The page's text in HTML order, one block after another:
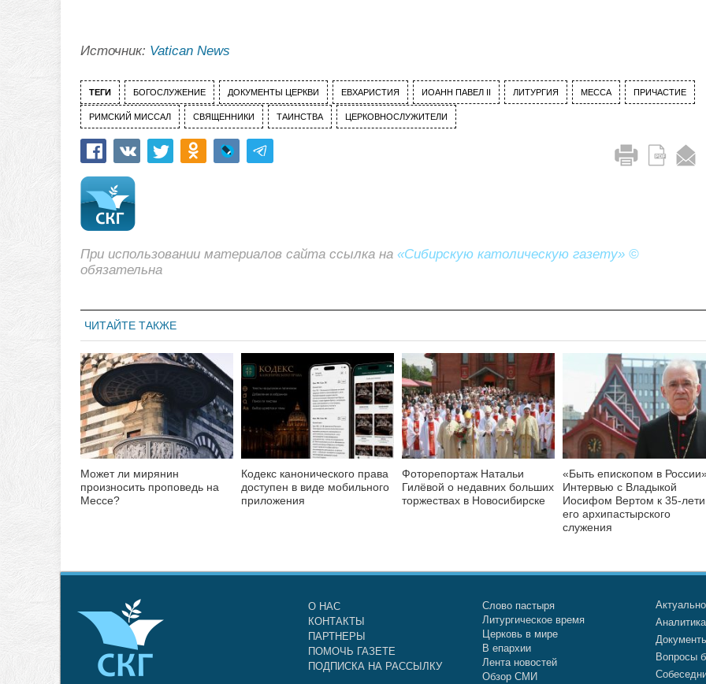
Источник: Vatican News
ТЕГИ БОГОСЛУЖЕНИЕ ДОКУМЕНТЫ ЦЕРКВИ ЕВХАРИСТИЯ ИОАНН ПАВЕЛ II ЛИТУРГИЯ МЕССА ПРИЧАСТИЕ
РИМСКИЙ МИССАЛ СВЯЩЕННИКИ ТАИНСТВА ЦЕРКОВНОСЛУЖИТЕЛИ
При использовании материалов сайта ссылка на «Сибирскую католическую газету» ©
обязательна
ЧИТАЙТЕ ТАКЖЕ
Может ли мирянин
произносить проповедь на
Мессе?
Кодекс канонического права
доступен в виде мобильного
приложения
Фоторепортаж Натальи
Гилёвой о недавних больших
торжествах в Новосибирске
«Быть епископом в
Интервью с Владыкой
Иосифом Вертом к 35-
его архипастырского
служения
О НАС
КОНТАКТЫ
ПАРТНЕРЫ
ПОМОЧЬ ГАЗЕТЕ
ПОДПИСКА НА РАССЫЛКУ
Слово пастыря
Литургическое время
Церковь в мире
В епархии
Лента новостей
Обзор СМИ
Актуально
Аналитика
Вопросы